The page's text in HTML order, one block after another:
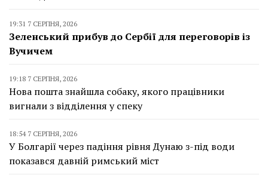
19:31 7 СЕРПНЯ, 2026
Зеленський прибув до Сербії для переговорів із
Вучичем
19:18 7 СЕРПНЯ, 2026
Нова пошта знайшла собаку, якого працівники
вигнали з відділення у спеку
18:54 7 СЕРПНЯ, 2026
У Болгарії через падіння рівня Дунаю з-під води
показався давній римський міст